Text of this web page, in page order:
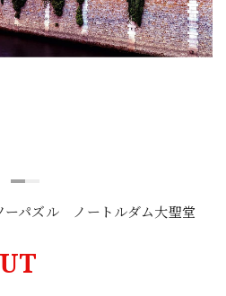
パズル ノートルダム大聖堂